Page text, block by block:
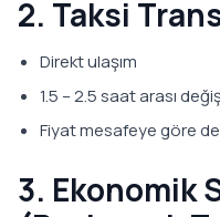
2. Taksi
Direkt ulaşım
1.5 – 2.5 saat arası
Fiyat mesafeye göre
3. Ekonomik